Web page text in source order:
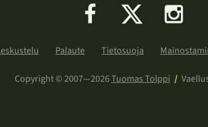
Facebook
Palaute Tietosuoja
Copyright © 2007—2026Tuomas Tolppi /